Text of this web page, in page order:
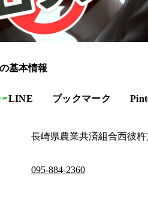
基本情報
LINE ブックマーク
長崎県農業共済組合西彼
095-884-2360